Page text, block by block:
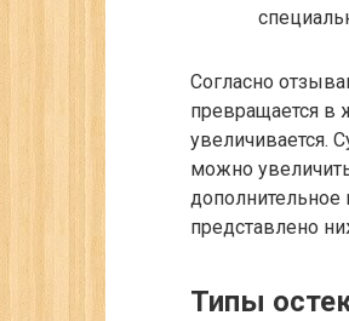
Согласно
превращается в
увеличивается.
можно
представлено
Типы